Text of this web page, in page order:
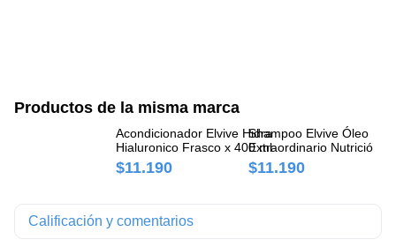
Productos de la misma marca
Acondicionador Elvive Hidra
Hialuronico Frasco x 400 ml
$11.190
Shampoo Elvive Óleo
Extraordinario Nutrición
Universal Frasco x 400 ml
$11.190
Calificación y comentarios